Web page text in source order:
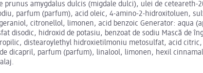
amygdalus dulcis (migdale dulci), ulei de ceteareth-
parfum (parfum), acid oleic, 4-amino-2-hidroxitoluen,
citronellol, limonen, acid benzoic Generator: aqua
disodic, hidroxid de potasiu, benzoat de sodiu Mască de
distearoylethyl hidroxietilmoniu metosulfat, acid
dicapril, parfum (parfum), linalool, limonen, hexil